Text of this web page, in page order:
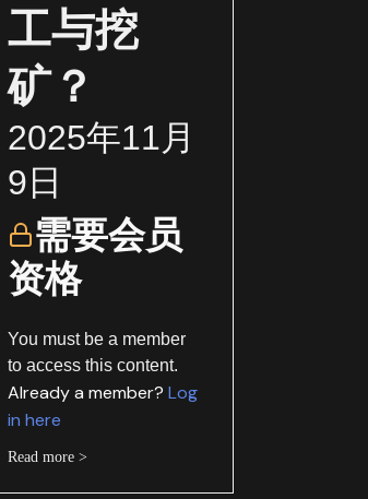
工与挖
矿？
2025年11月
9日
需要会员
资格
You must be a member
to access this content.
Already a member?Log
in here
Read more >